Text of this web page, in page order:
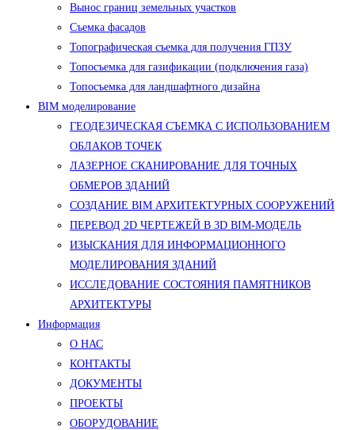
Вынос границ земельных участков
Съемка фасадов
Топографическая съемка для получения ГПЗУ
Топосъемка для газификации (подключения газа)
Топосъемка для ландшафтного дизайна
BIM моделирование
ГЕОДЕЗИЧЕСКАЯ СЪЕМКА С ИСПОЛЬЗОВАНИЕМ
ОБЛАКОВ ТОЧЕК
ЛАЗЕРНОЕ СКАНИРОВАНИЕ ДЛЯ ТОЧНЫХ
ОБМЕРОВ ЗДАНИЙ
СОЗДАНИЕ BIM АРХИТЕКТУРНЫХ СООРУЖЕНИЙ
ПЕРЕВОД 2D ЧЕРТЕЖЕЙ В 3D BIM-МОДЕЛЬ
ИЗЫСКАНИЯ ДЛЯ ИНФОРМАЦИОННОГО
МОДЕЛИРОВАНИЯ ЗДАНИЙ
ИССЛЕДОВАНИЕ СОСТОЯНИЯ ПАМЯТНИКОВ
АРХИТЕКТУРЫ
Информация
О НАС
КОНТАКТЫ
ДОКУМЕНТЫ
ПРОЕКТЫ
ОБОРУДОВАНИЕ